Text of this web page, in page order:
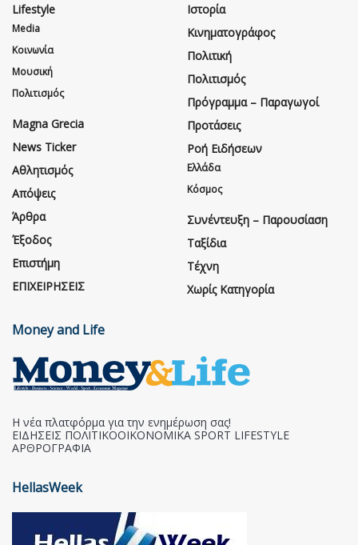
Lifestyle
Media
Κοινωνία
Μουσική
Πολιτισμός
Magna Grecia
News Ticker
Αθλητισμός
Απόψεις
Άρθρα
Έξοδος
Επιστήμη
ΕΠΙΧΕΙΡΗΣΕΙΣ
Ιστορία
Κινηματογράφος
Πολιτική
Πολιτισμός
Πρόγραμμα – Παραγωγοί
Προτάσεις
Ροή Ειδήσεων
Ελλάδα
Κόσμος
Συνέντευξη – Παρουσίαση
Ταξίδια
Τέχνη
Χωρίς Κατηγορία
Money and Life
Η νέα πλατφόρμα για την ενημέρωση σας!
ΕΙΔΗΣΕΙΣ ΠΟΛΙΤΙΚΟΟΙΚΟΝΟΜΙΚΑ SPORT LIFESTYLE
ΑΡΘΡΟΓΡΑΦΙΑ
HellasWeek